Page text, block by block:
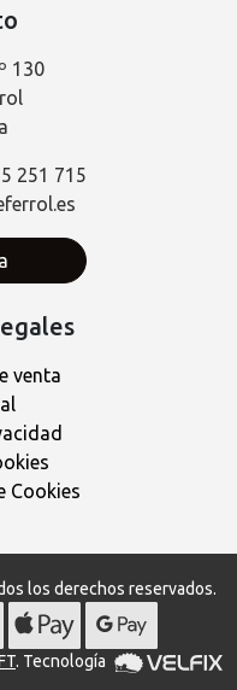
130
251 715
venta
Cookies
los derechos reservados.
. Tecnología